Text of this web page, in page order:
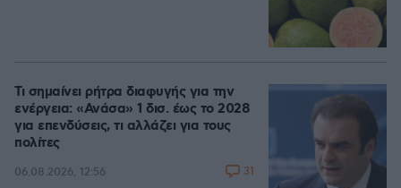
Τι σημαίνει ρήτρα διαφυγής για την
ενέργεια: «Ανάσα» 1 δισ. έως το 2028
για επενδύσεις, τι αλλάζει για τους
πολίτες
06.08.2026, 12:56 31